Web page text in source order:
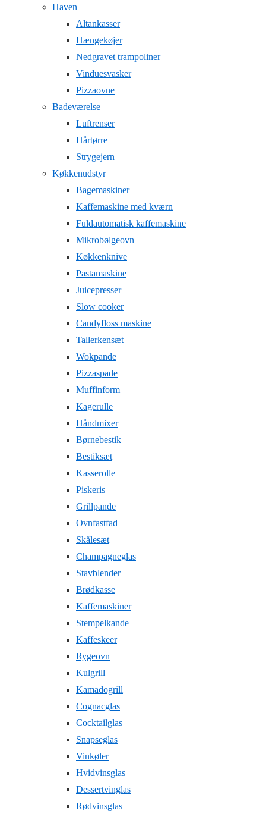
Haven
Altankasser
Hængekøjer
Nedgravet trampoliner
Vinduesvasker
Pizzaovne
Badeværelse
Luftrenser
Hårtørre
Strygejern
Køkkenudstyr
Bagemaskiner
Kaffemaskine med kværn
Fuldautomatisk kaffemaskine
Mikrobølgeovn
Køkkenknive
Pastamaskine
Juicepresser
Slow cooker
Candyfloss maskine
Tallerkensæt
Wokpande
Pizzaspade
Muffinform
Kagerulle
Håndmixer
Børnebestik
Bestiksæt
Kasserolle
Piskeris
Grillpande
Ovnfastfad
Skålesæt
Champagneglas
Stavblender
Brødkasse
Kaffemaskiner
Stempelkande
Kaffeskeer
Rygeovn
Kulgrill
Kamadogrill
Cognacglas
Cocktailglas
Snapseglas
Vinkøler
Hvidvinsglas
Dessertvinglas
Rødvinsglas